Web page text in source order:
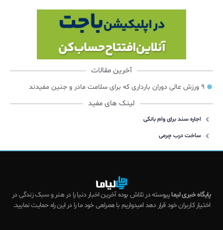
آخرین مقالات
۹ ورزش عالی دوران بارداری که برای سلامت مادر و جنین مفیدند
لینک های مفید
اجاره سند برای وام بانکی
ساخت درب چرمی
پایگاه خبری لیماپیوسته در تلاش بوده آخرین اخبار دنیا را در هنر و سبک زندگی در
اختیار کاربران خود قرار دهد امیدواریم با همراهی خود ما را در این راه حمایت نمایید.